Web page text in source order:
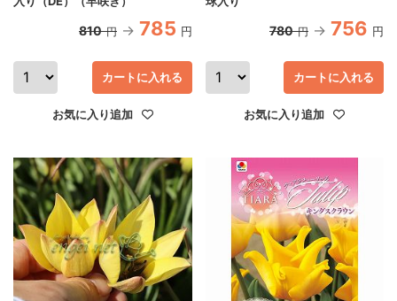
810 円 785 円
お気に入り追加
カートに入れる
780 円 756 円
お気に入り追加
カートに入れる